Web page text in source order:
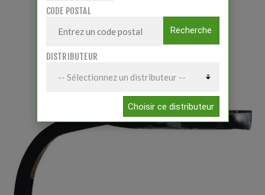
CODE POSTAL
Recherche
DISTRIBUTEUR
Choisir ce distributeur